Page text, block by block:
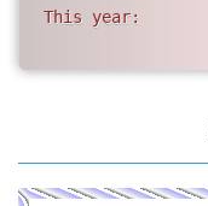
This year: